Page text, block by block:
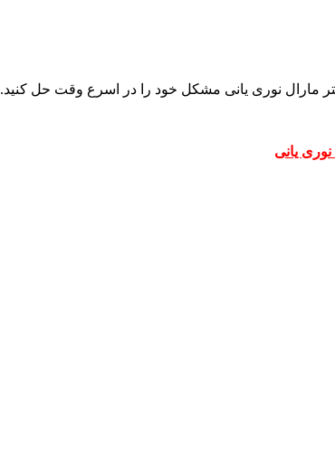
مارال نوری یانی مشکل خود را در اسرع وقت حل کنید.
نوری یانی